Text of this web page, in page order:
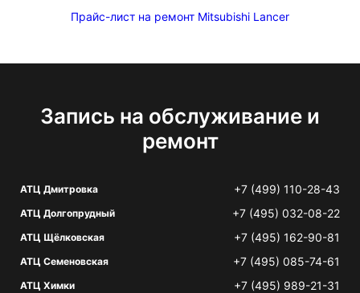
Прайс-лист на ремонт Mitsubishi Lancer
Запись на обслуживание и
ремонт
АТЦ Дмитровка +7 (499) 110-28-43
АТЦ Долгопрудный +7 (495) 032-08-22
АТЦ Щёлковская +7 (495) 162-90-81
АТЦ Семеновская +7 (495) 085-74-61
АТЦ Химки +7 (495) 989-21-31